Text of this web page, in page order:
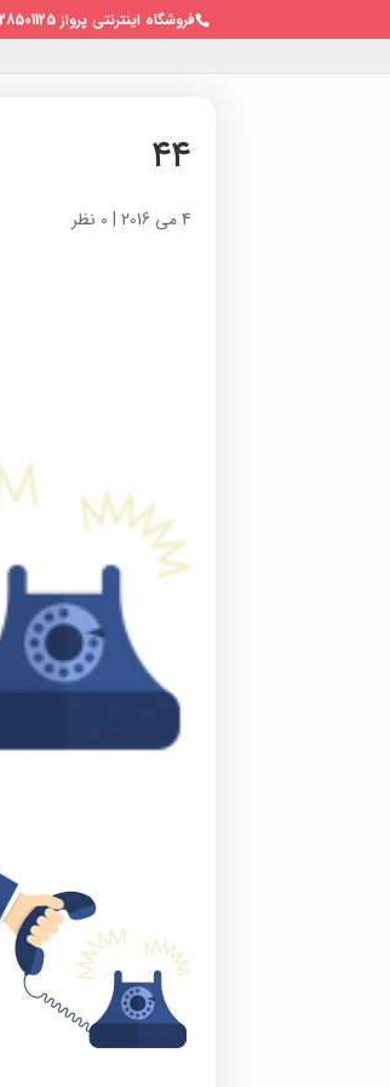
فروشگاه اینترنتی پرواز 09128501125 / 02122691010
۴۴
4 می 2016 | 0 نظر